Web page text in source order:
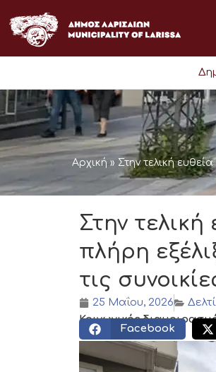
στο
περιεχόμενο
Αρχική » Στην τελική
Στην
πλήρη
τις
25 Μαΐου, 2026
Κοινωνικός
Facebook